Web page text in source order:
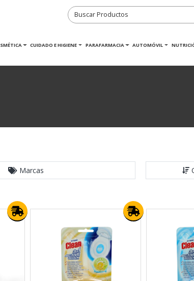
CUIDADO E HIGIENE PARAFARMACIA AUTOMÓVIL
Marcas